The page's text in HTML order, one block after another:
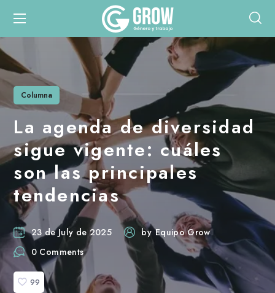
Columna
La agenda de diversidad
sigue vigente: cuáles
son las principales
tendencias
23 de July de 2025 byEquipo Grow
0 Comments
99